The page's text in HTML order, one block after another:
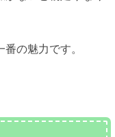
の魅力です。